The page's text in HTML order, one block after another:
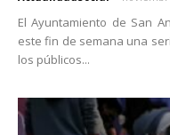
El Ayuntamiento de San
este fin de semana una
los públicos...